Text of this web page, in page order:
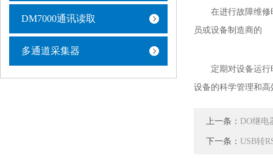
DM7000通讯读取
多通道采集器
在进行故障维修时
员或设备制造商的
定期对设备运行时
设备的科学管理和
上一条： DO继电
下一条： USB转